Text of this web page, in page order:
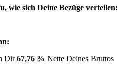
wie sich Deine Bezüge verteilen:
Dir67,76 % Nette Deines Bruttos